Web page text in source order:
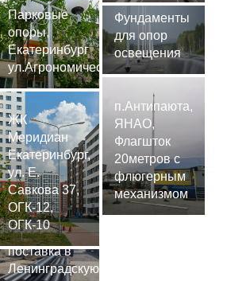
Парковые
опоры,
Екатеринбург
ул.Агрономическая
ЖК
Меридиан
Екатеринбург,
ул. Е.
Савкова 37,
ОГК-12,
ОГК-10
Сваи
СМ-7,75м,
поставка в
Ленинградскую
Фундаменты
для опор
освещения
п.Антипаюта,
ЯНАО,
Флагшток
20метров с
флюгерным
механизмом